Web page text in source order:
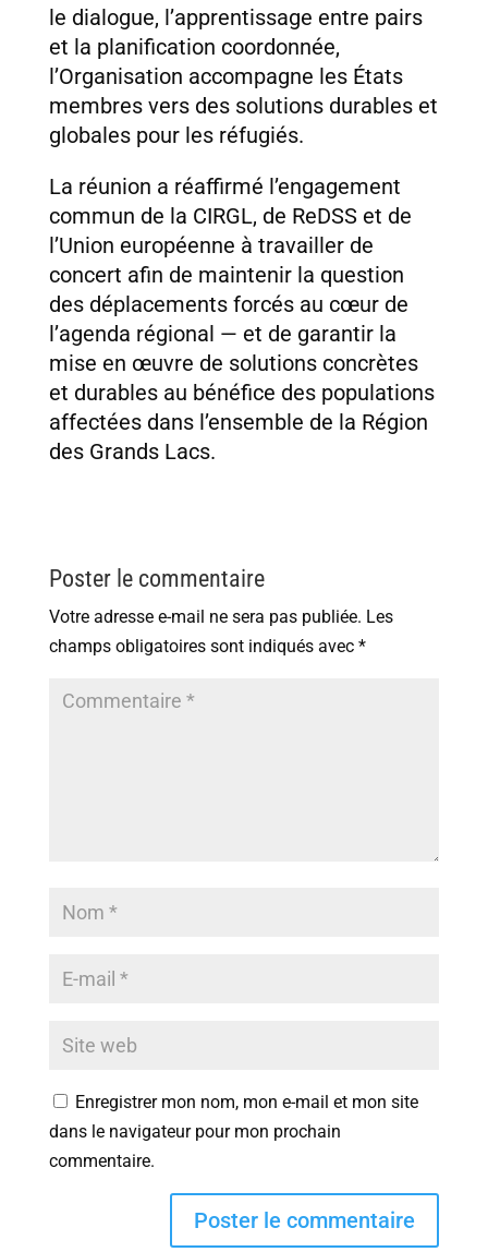
le dialogue, l’apprentissage entre pairs
et la planification coordonnée,
l’Organisation accompagne les États
membres vers des solutions durables et
globales pour les réfugiés.
La réunion a réaffirmé l’engagement
commun de la CIRGL, de ReDSS et de
l’Union européenne à travailler de
concert afin de maintenir la question
des déplacements forcés au cœur de
l’agenda régional — et de garantir la
mise en œuvre de solutions concrètes
et durables au bénéfice des populations
affectées dans l’ensemble de la Région
des Grands Lacs.
Poster le commentaire
Votre adresse e-mail ne sera pas publiée. Les
champs obligatoires sont indiqués avec *
Enregistrer mon nom, mon e-mail et mon site
dans le navigateur pour mon prochain
commentaire.